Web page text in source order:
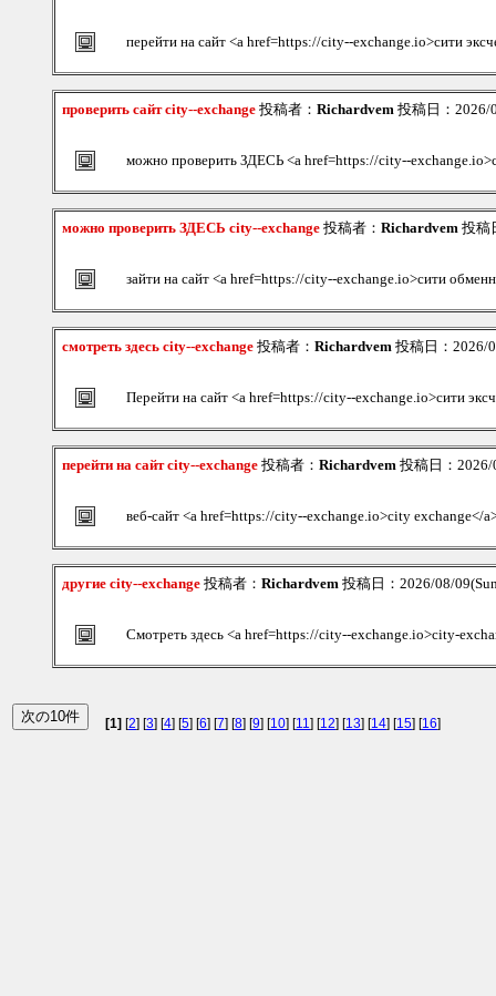
перейти на сайт <a href=https://city--exchange.io>сити
проверить сайт city--exchange 投稿者： Richardvem 投稿日：
можно проверить ЗДЕСЬ <a href=https://city--
можно проверить ЗДЕСЬ city--exchange 投稿者： Richardvem 投稿
зайти на сайт <a href=https://city--exchange.io>сити
смотреть здесь city--exchange 投稿者： Richardvem 投稿日：2026/
Перейти на сайт <a href=https://city--exchange.io>сити
перейти на сайт city--exchange 投稿者： Richardvem 投稿日：
веб-сайт <a href=https://city--exchange.io>city exchange</
другие city--exchange 投稿者： Richardvem 投稿日：2026/08/
Смотреть здесь <a href=https://city--exchange.io>city-
[1] [2] [3] [4] [5] [6] [7] [8] [9] [10] [11] [12] [13] [14] [15] [16]